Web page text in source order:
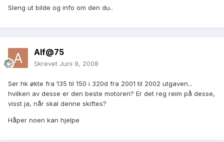
Sleng ut bilde og info om den du..
Alf@75
Skrevet Juni 9, 2008
Ser hk økte fra 135 til 150 i 320d fra 2001 til 2002 utgaven...
hvilken av desse er den beste motoren? Er det reg reim på desse,
visst ja, når skal denne skiftes?
Håper noen kan hjelpe